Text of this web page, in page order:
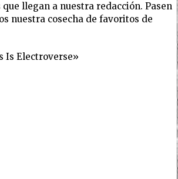
llegan a nuestra redacción. Pasen
nuestra cosecha de favoritos de
Is Electroverse»